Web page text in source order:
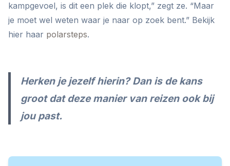
kampgevoel, is dit een plek die klopt,” zegt ze. “Maar
je moet wel weten waar je naar op zoek bent.” Bekijk
hier haar polarsteps.
Herken je jezelf hierin? Dan is de kans
groot dat deze manier van reizen ook bij
jou past.